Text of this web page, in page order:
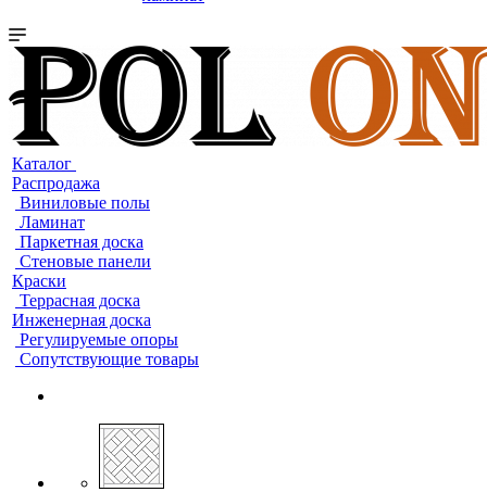
Каталог
Распродажа
Виниловые полы
Ламинат
Паркетная доска
Стеновые панели
Краски
Террасная доска
Инженерная доска
Регулируемые опоры
Сопутствующие товары